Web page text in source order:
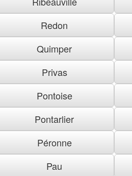
Redon
Quimper
Privas
Pontoise
Pontarlier
Péronne
Pau